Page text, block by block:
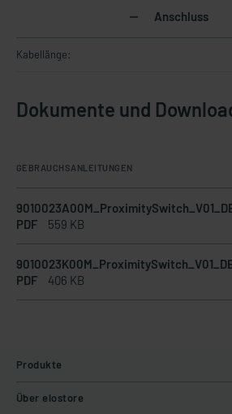
Anschluss
Kabellänge:
Dokumente und
GEBRAUCHSANLEITUNGEN
PDF
559 KB
PDF
406 KB
Produkte
Über elostore